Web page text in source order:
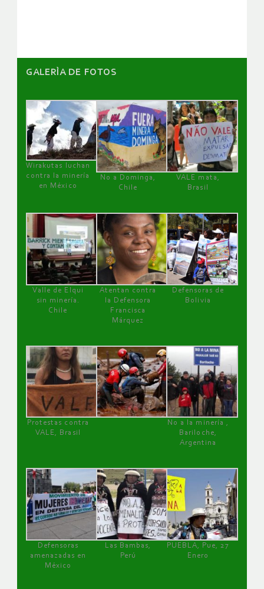
GALERÌA DE FOTOS
Wirakutas luchan
contra la minería
en México
No a Dominga,
Chile
VALE mata,
Brasil
Valle de Elqui
sin minería.
Chile
Atentan contra
la Defensora
Francisca
Márquez
Defensoras de
Bolivia
Protestas contra
VALE, Brasil
No a la minería ,
Bariloche,
Argentina
Defensoras
amenazadas en
México
Las Bambas,
Perú
PUEBLA, Pue, 27
Enero